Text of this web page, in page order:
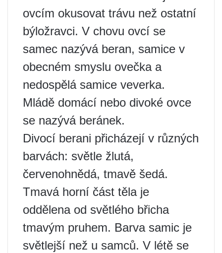
ovcím okusovat trávu než ostatní
býložravci. V chovu ovcí se
samec nazývá beran, samice v
obecném smyslu ovečka a
nedospělá samice veverka.
Mládě domácí nebo divoké ovce
se nazývá beránek.
Divocí berani přicházejí v různých
barvách: světle žlutá,
červenohnědá, tmavě šedá.
Tmavá horní část těla je
oddělena od světlého břicha
tmavým pruhem. Barva samic je
světlejší než u samců. V létě se